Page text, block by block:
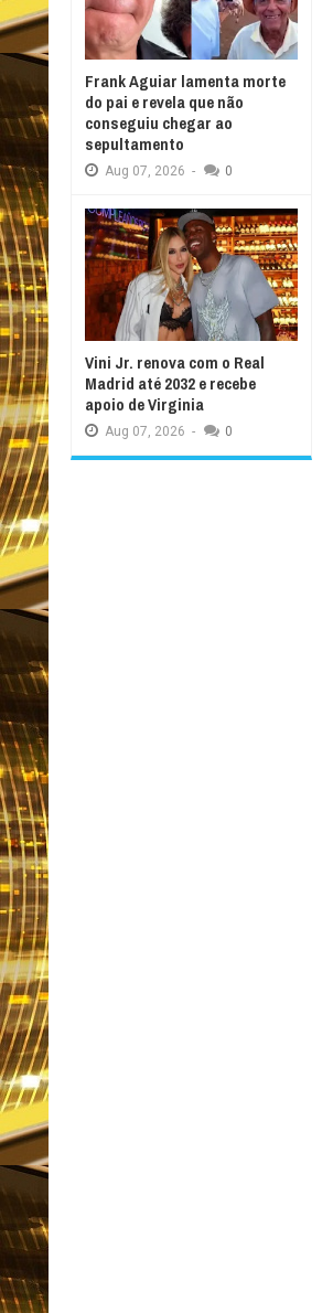
Frank Aguiar lamenta morte
do pai e revela que não
conseguiu chegar ao
sepultamento
Aug 07, 2026 - 0
Vini Jr. renova com o Real
Madrid até 2032 e recebe
apoio de Virginia
Aug 07, 2026 - 0